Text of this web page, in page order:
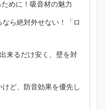
めに！吸音材の魅力
ら絶対外せない！「ロ
来るだけ安く、壁を対
ど、防音効果を優先し